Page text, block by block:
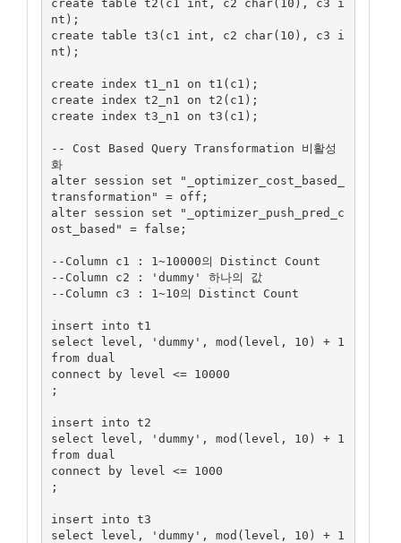
create table t2(c1 int, c2 char(10), c3 i
nt);
create table t3(c1 int, c2 char(10), c3 i
nt);
create index t1_n1 on t1(c1);
create index t2_n1 on t2(c1);
create index t3_n1 on t3(c1);
-- Cost Based Query Transformation 비활성
화
alter session set "_optimizer_cost_based_
transformation" = off;
alter session set "_optimizer_push_pred_c
ost_based" = false;
--Column c1 : 1~10000의 Distinct Count
--Column c2 : 'dummy' 하나의 값
--Column c3 : 1~10의 Distinct Count
insert into t1
select level, 'dummy', mod(level, 10) + 1
from dual
connect by level <= 10000
;
insert into t2
select level, 'dummy', mod(level, 10) + 1
from dual
connect by level <= 1000
;
insert into t3
select level, 'dummy', mod(level, 10) + 1